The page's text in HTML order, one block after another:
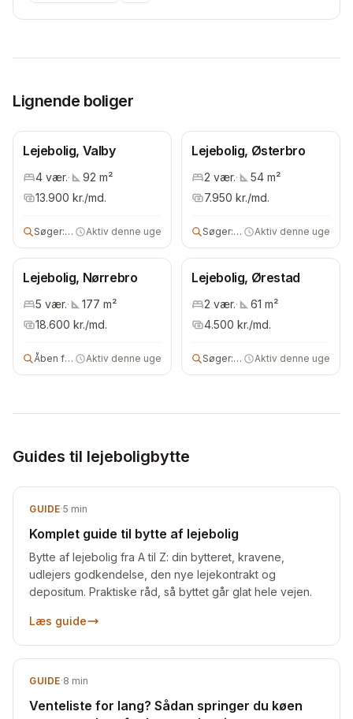
Lignende boliger
Lejebolig, Valby
4 vær.· 92 m²
13.900 kr./md.
Søger:2 vær lejebolig
Aktiv denne uge
Lejebolig, Østerbro
2 vær.· 54 m²
7.950 kr./md.
Søger:lejebolig
Aktiv denne uge
Lejebolig, Nørrebro
5 vær.· 177 m²
18.600 kr./md.
Åben for alle Aktiv denne uge
Lejebolig, Ørestad
2 vær.· 61 m²
4.500 kr./md.
Søger:2 vær lejebolig
Aktiv denne uge
Guides til lejeboligbytte
GUIDE·5 min
Komplet guide til bytte af lejebolig
Bytte af lejebolig fra A til Z: din bytteret, kravene,
udlejers godkendelse, den nye lejekontrakt og
depositum. Praktiske råd, så byttet går glat hele vejen.
Læs guide
GUIDE·8 min
Venteliste for lang? Sådan springer du køen